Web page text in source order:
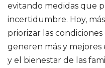
evitando medidas que
incertidumbre. Hoy,
priorizar las
generen más y mejores
y el bienestar de las